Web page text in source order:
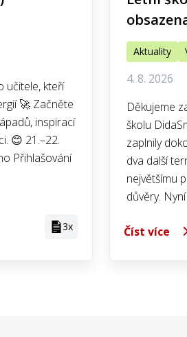
učitele, kteří
🚀 Začněte
inspirací
😊 21.–22.
Přihlašování
3x
Aktuality
4. 8. 2026
Děkujeme
školu
zaplnily
dva další
největšímu
důvěry.
Číst více